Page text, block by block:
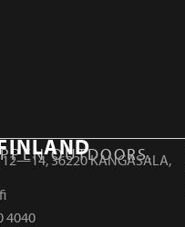
OUTDOORS.
36220 KANGASALA,
4040